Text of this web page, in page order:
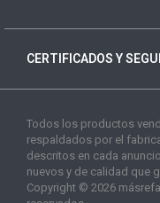
CERTIFICADOS Y
Todos los productos
respaldados por el
descritos en cada
nuevos y de calidad que
Copyright © 2026